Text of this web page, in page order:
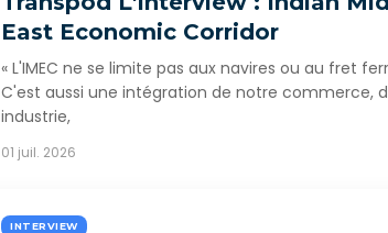
East Economic Corridor
« L'IMEC ne se limite pas aux navires ou au fret
C'est aussi une intégration de notre commerce,
industrie,
01 juil. 2026
INTERVIEW